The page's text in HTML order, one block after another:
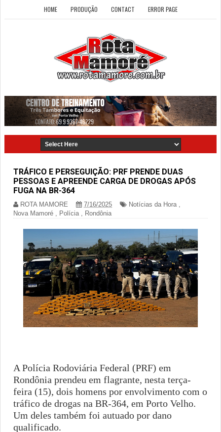
HOME PRODUÇÃO CONTACT ERROR PAGE
TRÁFICO E PERSEGUIÇÃO: PRF PRENDE DUAS
PESSOAS E APREENDE CARGA DE DROGAS APÓS
FUGA NA BR-364
ROTA MAMORE 7/16/2025 Notícias da Hora,
Nova Mamoré , Polícia, Rondônia
A Polícia Rodoviária Federal (PRF) em
Rondônia prendeu em flagrante, nesta terça-
feira (15), dois homens por envolvimento com o
tráfico de drogas na BR-364, em Porto Velho.
Um deles também foi autuado por dano
qualificado.